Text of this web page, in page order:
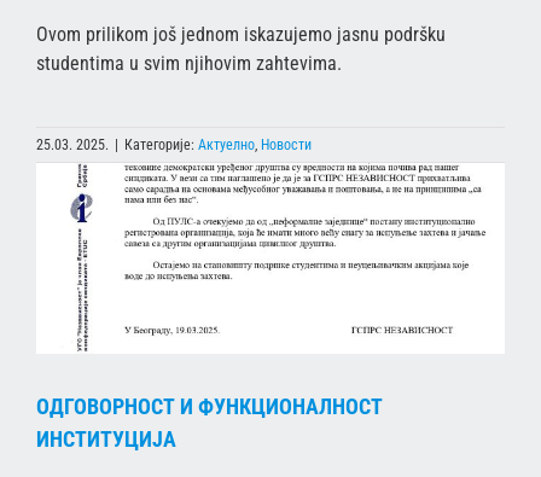
Ovom prilikom još jednom iskazujemo jasnu podršku
studentima u svim njihovim zahtevima.
25.03. 2025. Категорије: Актуелно, Новости
ОДГОВОРНОСТ И ФУНКЦИОНАЛНОСТ
ИНСТИТУЦИЈА